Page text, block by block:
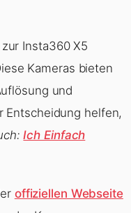
Insta360 X5
Kameras bieten
und
Entscheidung helfen,
Ich Einfach
offiziellen Webseite